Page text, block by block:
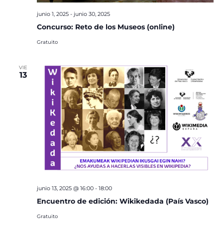
Concurso: Reto de los Museos (online)
junio 1, 2025- junio 30, 2025
Gratuito
VIE
13
Encuentro de edición: Wikikedada (País Vasco)
junio 13, 2025 @ 16:00- 18:00
Gratuito